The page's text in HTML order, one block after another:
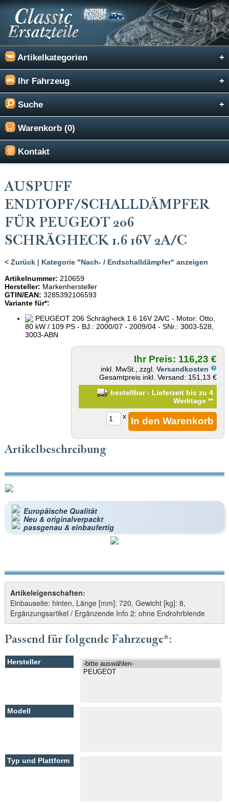
Artikelkategorien
Ihr Fahrzeug
Suche
Warenkorb (0)
Kontakt
AUSPUFF
ENDTOPF/SCHALLDÄMPFER
FÜR PEUGEOT 206
SCHRÄGHECK 1.6 16V 2A/C
< Zurück| Kategorie "Nach- / Endschalldämpfer" anzeigen
Artikelnummer: 210659
Hersteller: Markenhersteller
GTIN/EAN: 3285392106593
Variante für*:
PEUGEOT 206 Schrägheck 1.6 16V 2A/C - Motor: Otto,
80 kW / 109 PS - BJ.: 2000/07 - 2009/04 - SNr.: 3003-528,
3003-ABN
Ihr Preis: 116,23 €
inkl. MwSt., zzgl.Versandkosten
Gesamtpreis inkl. Versand: 151,13 €
bestellbar - Lieferzeit bis zu 4
Werktage**
x
Artikelbeschreibung
Europäische Qualität
Neu & originalverpackt
passgenau & einbaufertig
Artikeleigenschaften:
Einbauseite: hinten, Länge [mm]: 720, Gewicht [kg]: 8,
Ergänzungsartikel / Ergänzende Info 2: ohne Endrohrblende
Passend für folgende Fahrzeuge*: